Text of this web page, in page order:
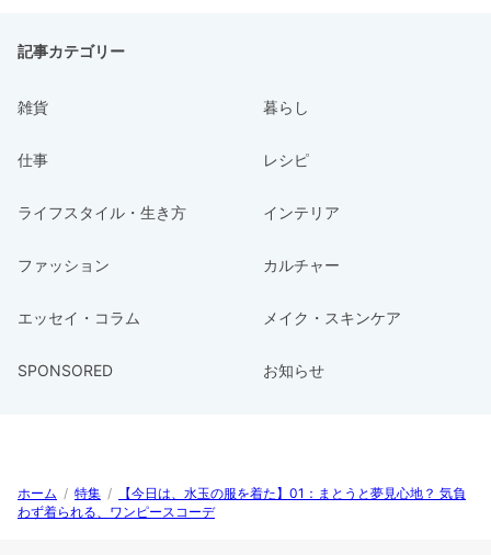
記事カテゴリー
雑貨 暮らし
仕事 レシピ
ライフスタイル・生き方 インテリア
ファッション カルチャー
エッセイ・コラム メイク・スキンケア
SPONSORED お知らせ
ホーム / 特集 /
【今日は、水玉の服を着た】01：まとうと夢見心地？ 気負
わず着られる、ワンピースコーデ